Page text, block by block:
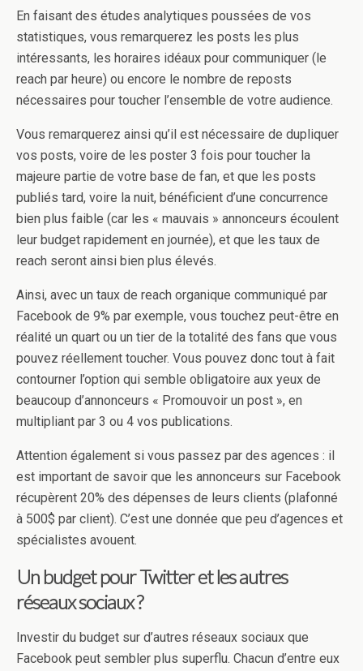
En faisant des études analytiques poussées de vos
statistiques, vous remarquerez les posts les plus
intéressants, les horaires idéaux pour communiquer (le
reach par heure) ou encore le nombre de reposts
nécessaires pour toucher l’ensemble de votre audience.
Vous remarquerez ainsi qu’il est nécessaire de dupliquer
vos posts, voire de les poster 3 fois pour toucher la
majeure partie de votre base de fan, et que les posts
publiés tard, voire la nuit, bénéficient d’une concurrence
bien plus faible (car les « mauvais » annonceurs écoulent
leur budget rapidement en journée), et que les taux de
reach seront ainsi bien plus élevés.
Ainsi, avec un taux de reach organique communiqué par
Facebook de 9% par exemple, vous touchez peut-être en
réalité un quart ou un tier de la totalité des fans que vous
pouvez réellement toucher. Vous pouvez donc tout à fait
contourner l’option qui semble obligatoire aux yeux de
beaucoup d’annonceurs « Promouvoir un post », en
multipliant par 3 ou 4 vos publications.
Attention également si vous passez par des agences : il
est important de savoir que les annonceurs sur Facebook
récupèrent 20% des dépenses de leurs clients (plafonné
à 500$ par client). C’est une donnée que peu d’agences et
spécialistes avouent.
Un budget pour Twitter et les autres
réseaux sociaux ?
Investir du budget sur d’autres réseaux sociaux que
Facebook peut sembler plus superflu. Chacun d’entre eux